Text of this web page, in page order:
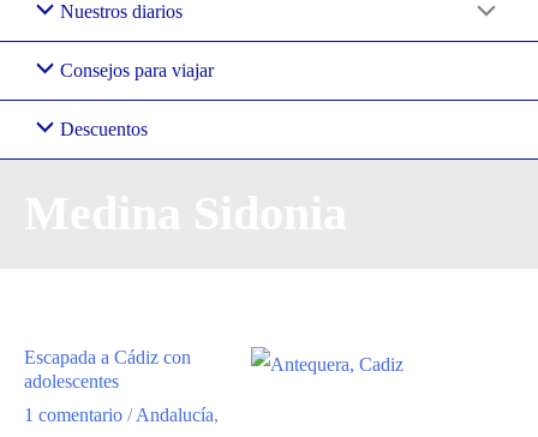
Nuestros diarios
Consejos para viajar
Descuentos
Escapada a Cádiz con
adolescentes
1 comentario /Andalucía,